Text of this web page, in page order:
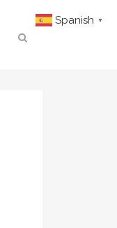
Spanish ▼